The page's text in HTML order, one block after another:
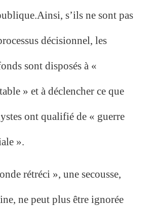
s’ils ne sont pas
décisionnel, les
sont disposés à «
» et à déclencher ce que
ont qualifié de « guerre
».
rétréci », une secousse,
ne peut plus être ignorée